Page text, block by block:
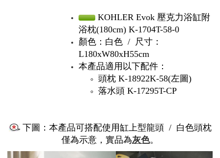
KOHLER Evok 壓克力浴缸附
浴枕(180cm) K-1704T-58-0
顏色：白色 /
尺寸：
L180xW80xH55cm
本產品適用以下配件：
頭枕 K-18922K-58(左圖)
落水頭 K-17295T-CP
下圖：本產品可搭配使用缸上型龍頭 / 白色頭枕
僅為示意，實品為灰色。